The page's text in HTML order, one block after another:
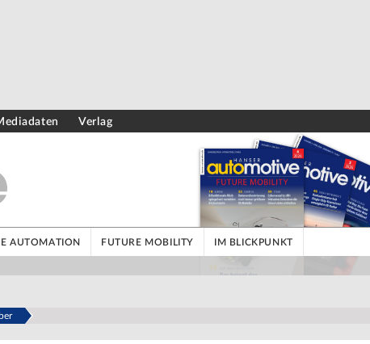
Verlag
AUTOMATION FUTURE MOBILITY IM BLICKPUNKT